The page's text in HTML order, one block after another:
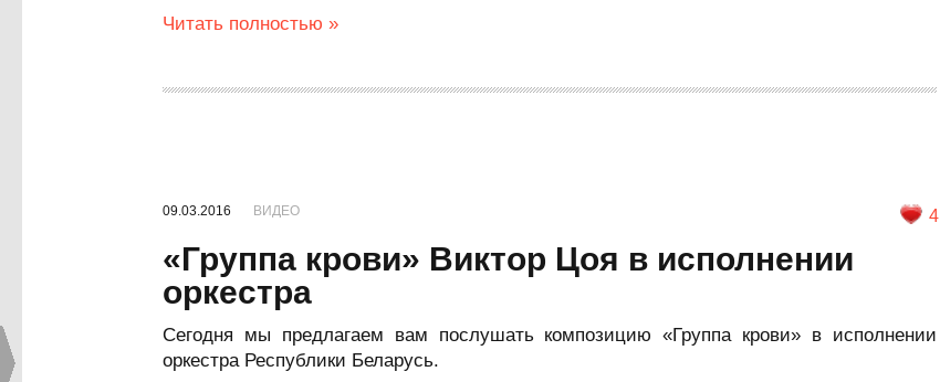
Читать полностью »
09.03.2016 ВИДЕО 4
«Группа крови» Виктор Цоя в исполнении
оркестра
Сегодня мы предлагаем вам послушать композицию «Группа крови» в исполнении
оркестра Республики Беларусь.